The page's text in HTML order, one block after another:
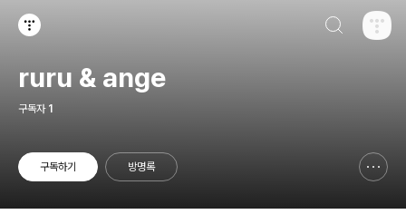
ruru & ange
구독자 1
구독하기 방명록